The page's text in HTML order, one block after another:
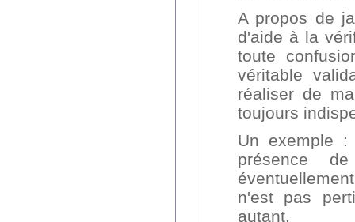
A propos de
d'aide à la
toute
véritable
réaliser de
toujours
Un exemple
présence
n'est pas
autant.